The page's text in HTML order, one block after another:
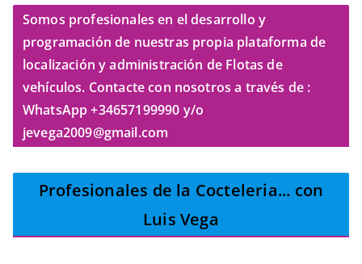
Somos profesionales en el desarrollo y
programación de nuestras propia plataforma de
localización y administración de Flotas de
vehículos. Contacte con nosotros a través de :
WhatsApp +34657199990 y/o
jevega2009@gmail.com
Profesionales de la Cocteleria... con
Luis Vega